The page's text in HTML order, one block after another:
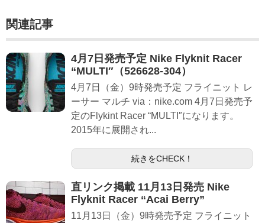
関連記事
4月7日発売予定 Nike Flyknit Racer
“MULTI″（526628-304）
4月7日（金）9時発売予定 フライニット レ
ーサー マルチ via：nike.com 4月7日発売予
定のFlykint Racer “MULTI″になります。
2015年に展開され...
続きをCHECK！
直リンク掲載 11月13日発売 Nike
Flyknit Racer “Acai Berry”
11月13日（金）9時発売予定 フライニット